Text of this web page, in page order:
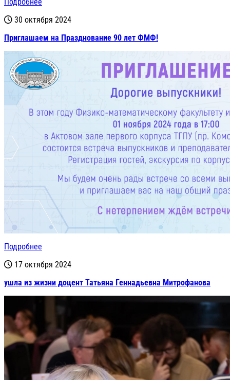
30 октября 2024
Приглашаем на Празднование 90 лет ФМФ!
Подробнее
17 октября 2024
ушла из жизни доцент Татьяна Геннадьевна Митрофанова